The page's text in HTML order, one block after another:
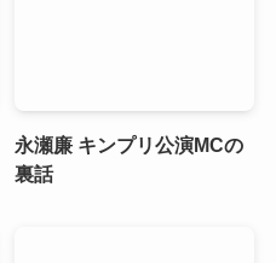
永瀬廉 キンプリ公演MCの
裏話